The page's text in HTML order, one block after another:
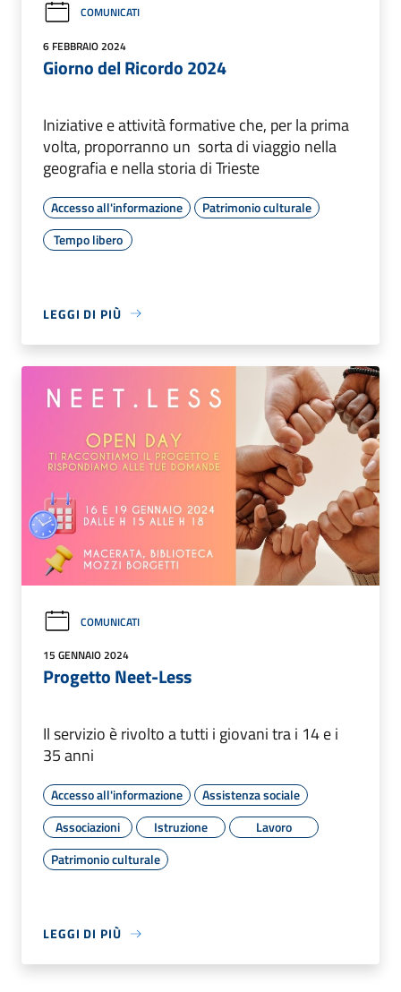
COMUNICATI
6 FEBBRAIO 2024
Giorno del Ricordo 2024
Iniziative e attività formative che, per la prima
volta, proporranno un sorta di viaggio nella
geografia e nella storia di Trieste
Accesso all'informazione
Patrimonio culturale
Tempo libero
LEGGI DI PIÙ
COMUNICATI
15 GENNAIO 2024
Progetto Neet-Less
Il servizio è rivolto a tutti i giovani tra i 14 e i
35 anni
Accesso all'informazione
Assistenza sociale
Associazioni
Istruzione
Lavoro
Patrimonio culturale
LEGGI DI PIÙ